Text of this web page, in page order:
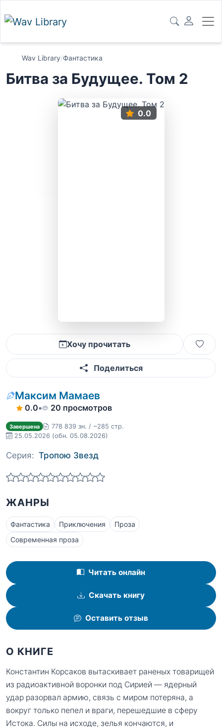
Wav Library/Фантастика
Битва за Будущее. Том 2
0.0
Хочу прочитать
Поделиться
Максим Мамаев
0.0• 20 просмотров
Завершена
778 839 зн. / ~285 стр.
25.05.2026 (обн. 05.08.2026)
Серия: Тропою Звезд
ЖАНРЫ
Фантастика Приключения
Проза
Современная проза
Читать онлайн
Скачать книгу
Оставить отзыв
О КНИГЕ
Константин Корсаков вытаскивает раненых товарищей
из радиоактивной воронки под Сирией — ядерный
удар разорвал армию, связь с миром потеряна, а
вокруг только пепел и враги, перешедшие в сферу
Истока. Силы на исходе, зелья кончаются, и